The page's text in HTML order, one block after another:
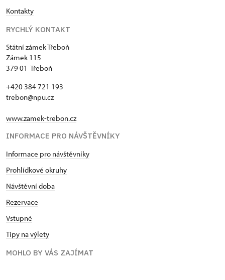
Kontakty
RYCHLÝ KONTAKT
Státní zámek Třeboň
Zámek 115
379 01 Třeboň
+420 384 721 193
trebon@npu.cz
www.zamek-trebon.cz
INFORMACE PRO NÁVŠTĚVNÍKY
Informace pro návštěvníky
Prohlídkové okruhy
Návštěvní doba
Rezervace
Vstupné
Tipy na výlety
MOHLO BY VÁS ZAJÍMAT